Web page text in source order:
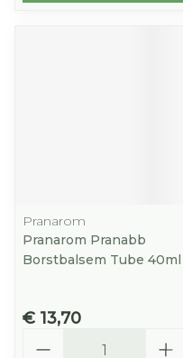
Pranarom
Pranarom Pranabb
Borstbalsem Tube 40ml
€ 13,70